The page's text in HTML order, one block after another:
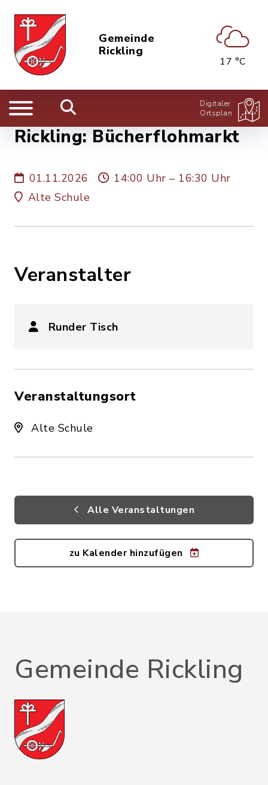
Gemeinde
Rickling
17 °C
Digitaler
Ortsplan
Rickling: Bücherflohmarkt
01.11.2026
14:00 Uhr – 16:30 Uhr
Alte Schule
Veranstalter
Runder Tisch
Veranstaltungsort
Alte Schule
Alle Veranstaltungen
zu Kalender hinzufügen
Gemeinde Rickling